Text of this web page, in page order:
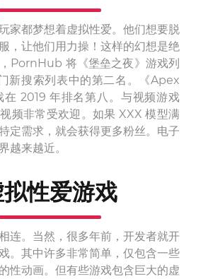
家都梦想着虚拟性爱。他们想要脱
，让他们用力操！这样的幻想是绝
PornHub 将《堡垒之夜》游戏列
新搜索列表中的第二名。《Apex
2019 年排名第八。与视频游戏
频非常受欢迎。如果 XXX 模型满
定需求，就会获得更多粉丝。电子
越来越近。
性爱游戏
连。当然，很多年前，开发者就开
。其中许多非常简单，仅包含一些
性动画。但有些游戏包含巨大的虚